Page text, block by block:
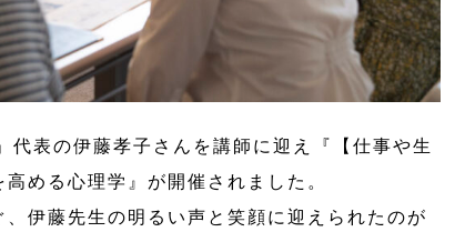
表の伊藤孝子さんを講師に迎え『【仕事や生
める心理学』が開催されました。
伊藤先生の明るい声と笑顔に迎えられたのが